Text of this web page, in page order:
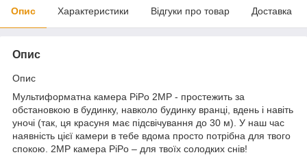
Опис Характеристики Відгуки про товар Доставка
Опис
Опис
Мультиформатна камера PiPo 2MP - простежить за
обстановкою в будинку, навколо будинку вранці, вдень і навіть
уночі (так, ця красуня має підсвічування до 30 м). У наш час
наявність цієї камери в тебе вдома просто потрібна для твого
спокою. 2MP камера PiPo – для твоїх солодких снів!